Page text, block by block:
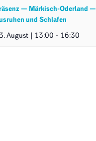
— Märkisch-Oderland —
und Schlafen
August | 13:00 - 16:30